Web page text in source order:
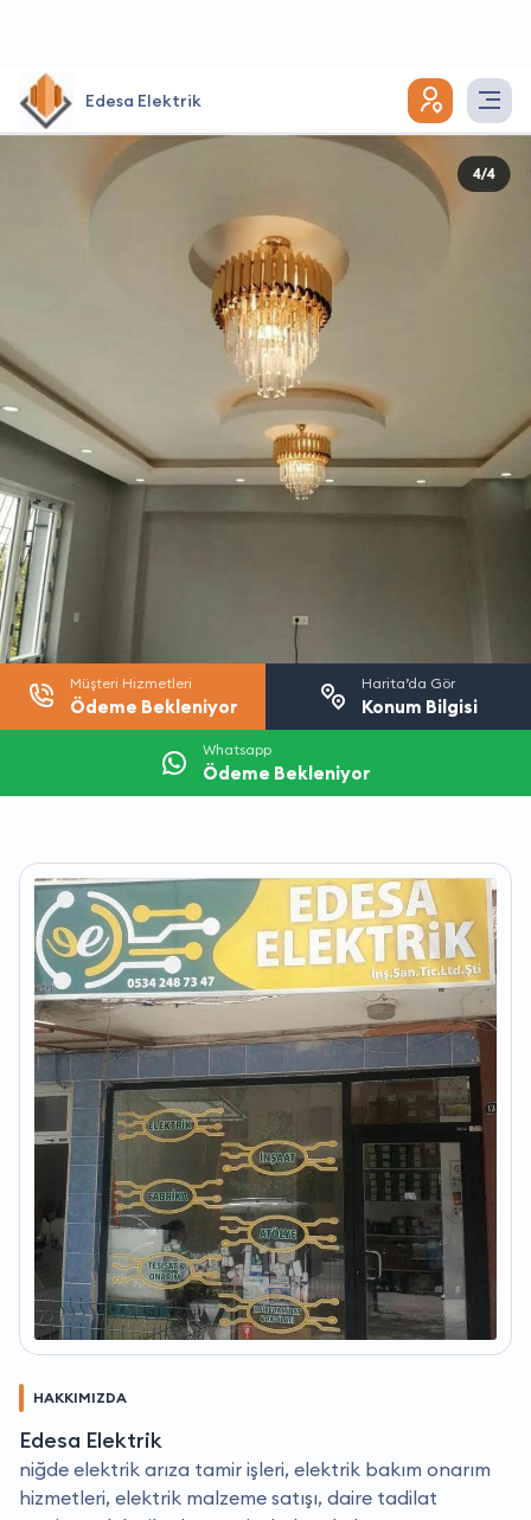
Edesa Elektrik
Müşteri Hizmetleri
Ödeme Bekleniyor
Harita’da Gör
Konum Bilgisi
Whatsapp
Ödeme Bekleniyor
HAKKIMIZDA
Edesa Elektrik
niğde elektrik arıza tamir işleri, elektrik bakım onarım
hizmetleri, elektrik malzeme satışı, daire tadilat